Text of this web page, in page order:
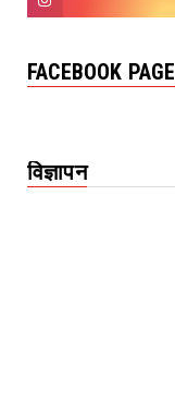
FACEBOOK PAGE
विज्ञापन